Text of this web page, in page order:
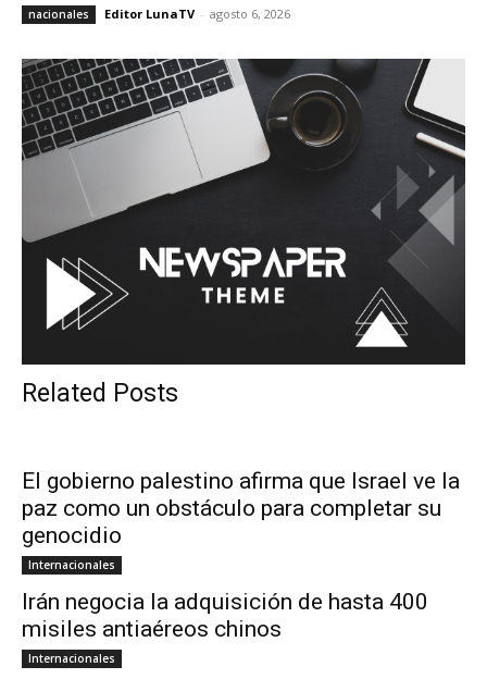
nacionales Editor LunaTV - agosto 6, 2026
Related Posts
El gobierno palestino afirma que Israel ve la
paz como un obstáculo para completar su
genocidio
Internacionales
Irán negocia la adquisición de hasta 400
misiles antiaéreos chinos
Internacionales